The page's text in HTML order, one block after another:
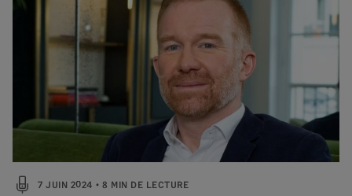
7 JUIN 2024 8 MIN DE LECTURE